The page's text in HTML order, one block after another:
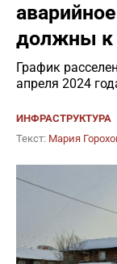
должны к
График
апреля 2024
ИНФРАСТРУКТУРА
Текст: Мария